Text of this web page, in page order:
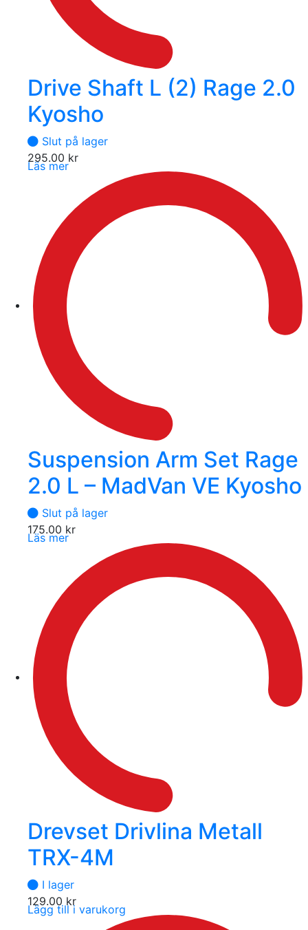
Drive Shaft L (2) Rage 2.0
Kyosho
Slut på lager
295.00 kr
Läs mer
Suspension Arm Set Rage
2.0 L – MadVan VE Kyosho
Slut på lager
175.00 kr
Läs mer
Drevset Drivlina Metall
TRX-4M
I lager
129.00 kr
Lägg till i varukorg